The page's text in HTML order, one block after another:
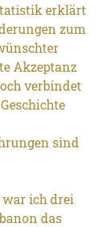
erklärt
zum
Akzeptanz
verbindet
sind
war ich drei
das